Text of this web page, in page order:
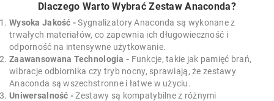
Dlaczego Warto Wybrać Zestaw Anaconda?
Wysoka Jakość -Sygnalizatory Anaconda są wykonane z
trwałych materiałów, co zapewnia ich długowieczność i
odporność na intensywne użytkowanie.
Zaawansowana Technologia - Funkcje, takie jak pamięć brań,
wibracje odbiornika czy tryb nocny, sprawiają, że zestawy
Anaconda są wszechstronne i łatwe w użyciu.
Uniwersalność -Zestawy są kompatybilne z różnymi